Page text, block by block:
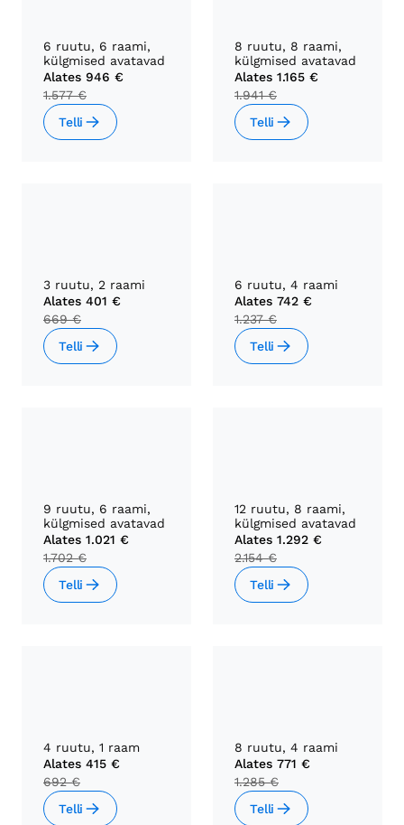
6 ruutu, 6 raami,
külgmised avatavad
Alates 946 €
1.577 €
Telli
8 ruutu, 8 raami,
külgmised avatavad
Alates 1.165 €
1.941 €
Telli
3 ruutu, 2 raami
Alates 401 €
669 €
Telli
6 ruutu, 4 raami
Alates 742 €
1.237 €
Telli
9 ruutu, 6 raami,
külgmised avatavad
Alates 1.021 €
1.702 €
Telli
12 ruutu, 8 raami,
külgmised avatavad
Alates 1.292 €
2.154 €
Telli
4 ruutu, 1 raam
Alates 415 €
692 €
Telli
8 ruutu, 4 raami
Alates 771 €
1.285 €
Telli